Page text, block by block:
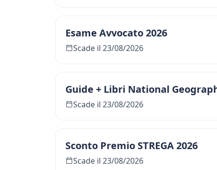
Esame Avvocato 2026
Scade il 23/08/2026
Guide + Libri National
Scade il 23/08/2026
Sconto Premio STREGA 2026
Scade il 23/08/2026